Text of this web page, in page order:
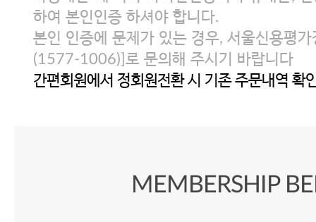
하여 본인인증 하셔야 합니다.
본인 인증에 문제가 있는 경우, 서울신용평
(1577-1006)]로 문의해 주시기 바랍니다
간편회원에서 정회원전환 시 기존 주문내역 확
MEMBERSHIP